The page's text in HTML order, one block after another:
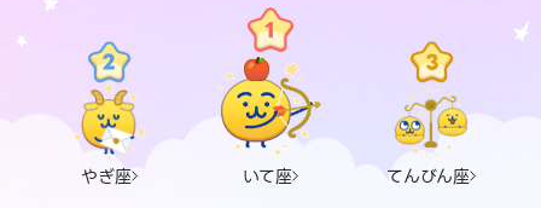
やぎ座 いて座 てんびん座